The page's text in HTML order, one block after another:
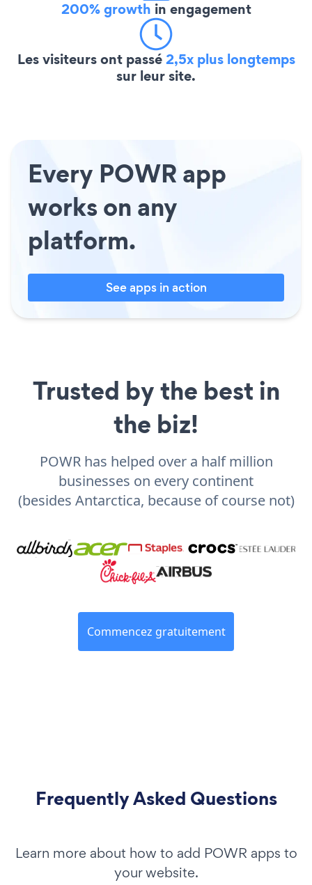
200% growth in engagement
Les visiteurs ont passé2,5x plus longtemps
sur leur site.
Every POWR app
works on any
platform.
See apps in action
Trusted by the best in
the biz!
POWR has helped over a half million
businesses on every continent
(besides Antarctica, because of course not)
Commencez gratuitement
Frequently Asked Questions
Learn more about how to add POWR apps to
your website.